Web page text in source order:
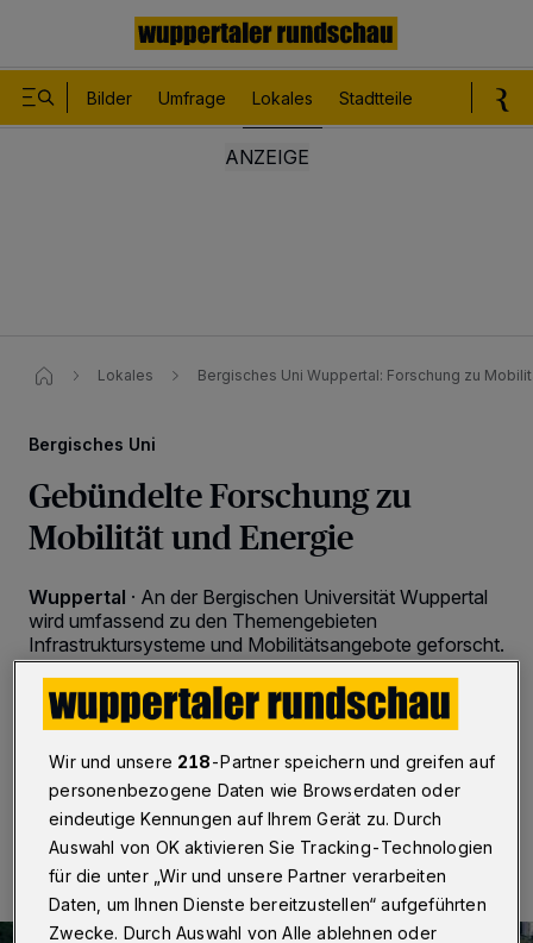
Bilder Umfrage Lokales Stadtteile
Lokales Bergisches Uni Wuppertal: Forschung zu
Bergisches Uni
Gebündelte Forschung zu
Mobilität und Energie
Wuppertal · An der Bergischen Universität Wuppertal
wird umfassend zu den Themengebieten
Infrastruktursysteme und Mobilitätsangebote geforscht.
Die zahlreichen Aktivitäten werden nun in dem neu
gegründeten „Interdisziplinären Zentrum Mobility and
Energy“ (IZME) gebündelt.
26.04.2021 , 08:00 Uhr Eine Minute Lesezeit
Wir und unsere 218-Partner speichern und greifen auf
personenbezogene Daten wie Browserdaten oder
eindeutige Kennungen auf Ihrem Gerät zu. Durch
Auswahl von OK aktivieren Sie Tracking-Technologien
für die unter „Wir und unsere Partner verarbeiten
Daten, um Ihnen Dienste bereitzustellen“ aufgeführten
Zwecke. Durch Auswahl von Alle ablehnen oder